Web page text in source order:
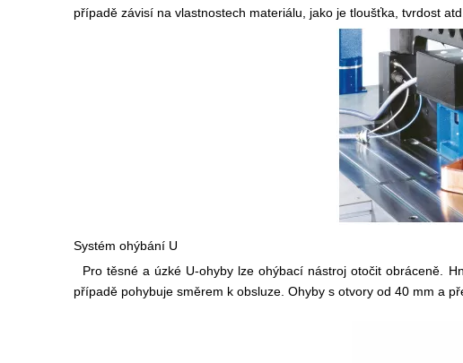
případě závisí na vlastnostech materiálu, jako je tloušťka, tvrdost
Systém ohýbání U
Pro těsné a úzké U-ohyby lze ohýbací nástroj otočit obráceně.
případě pohybuje směrem k obsluze. Ohyby s otvory od 40 mm a